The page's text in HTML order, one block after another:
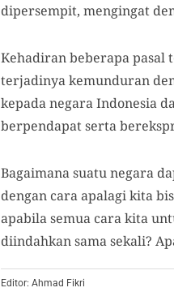
dipersempit, mengingat
Kehadiran beberapa pasal
terjadinya kemunduran
kepada negara Indonesia
berpendapat serta
Bagaimana suatu negara
dengan cara apalagi kita
apabila semua cara kita
diindahkan sama sekali?
Editor: Ahmad Fikri